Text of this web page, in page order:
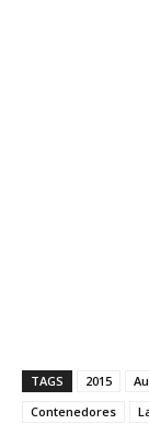
TAGS 2015
Contenedores